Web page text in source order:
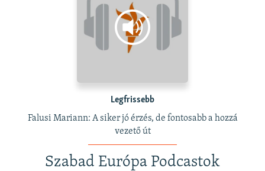
Legfrissebb
Falusi Mariann: A siker jó érzés, de fontosabb a hozzá
vezető út
Szabad Európa Podcastok